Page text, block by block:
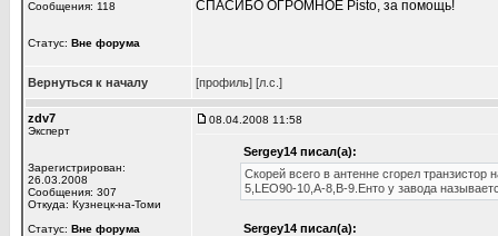
Сообщения: 118
Статус: Вне форума
СПАСИБО ОГРОМНОЕ Pisto, за помощь!
Вернуться к началу [профиль] [л.с.]
zdv7
Эксперт
Зарегистрирован:
26.03.2008
Сообщения: 307
Откуда: Кузнецк-на-Томи
Статус: Вне форума
08.04.2008 11:58
Sergey14 писал(а):
Скорей всего в антенне сгорел
5,LEO90-10,A-8,B-9.Енто у завода
Sergey14 писал(а):